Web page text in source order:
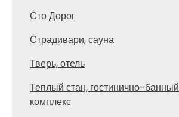
Сто Дорог
Страдивари, сауна
Тверь, отель
Теплый стан, гостинично-банный
комплекс